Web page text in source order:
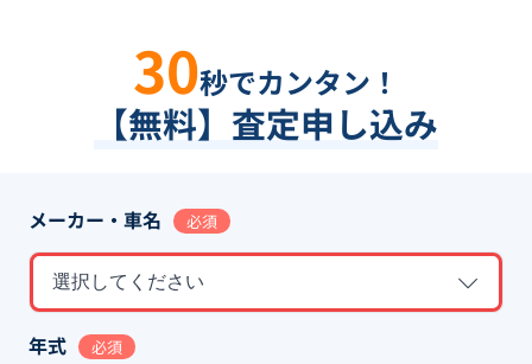
30秒でカンタン！
【無料】査定申し込み
メーカー・車名 必須
選択してください
年式 必須